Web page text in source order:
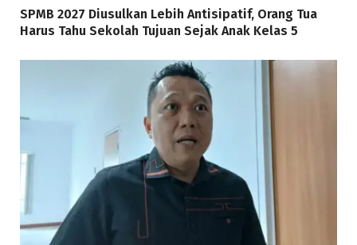
SPMB 2027 Diusulkan Lebih Antisipatif, Orang Tua
Harus Tahu Sekolah Tujuan Sejak Anak Kelas 5